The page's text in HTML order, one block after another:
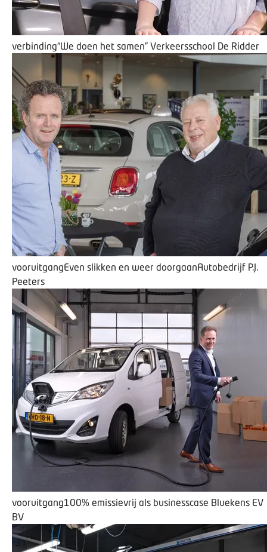
verbinding“We doen het samen” Verkeersschool De Ridder
vooruitgangEven slikken en weer doorgaanAutobedrijf P.J.
Peeters
vooruitgang100% emissievrij als businesscase Bluekens EV
BV